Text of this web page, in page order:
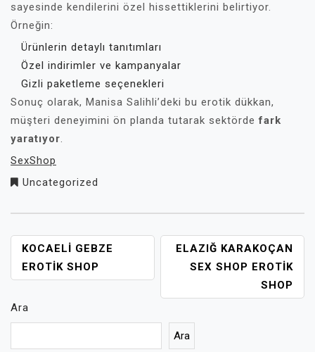
sayesinde kendilerini özel hissettiklerini belirtiyor.
Örneğin:
Ürünlerin detaylı tanıtımları
Özel indirimler ve kampanyalar
Gizli paketleme seçenekleri
Sonuç olarak, Manisa Salihli’deki bu erotik dükkan,
müşteri deneyimini ön planda tutarak sektördefark
yaratıyor.
SexShop
Uncategorized
YAZI
GEZINMESI
KOCAELI GEBZE
EROTIK SHOP
ELAZIĞ KARAKOÇAN
SEX SHOP EROTIK
SHOP
Ara
Ara